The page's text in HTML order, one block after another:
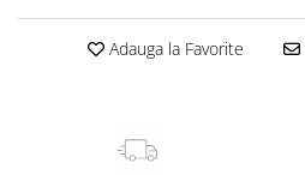
Adauga la Favorite